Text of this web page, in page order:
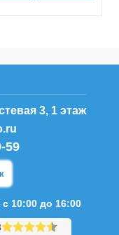
3, 1 этаж
59
10:00 до 16:00